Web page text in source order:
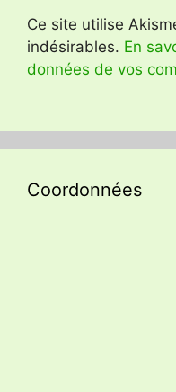
Ce site utilise
indésirables. En
données de vos
Coordonnées